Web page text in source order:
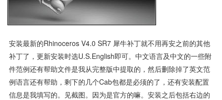
安装最新的Rhinoceros V4.0 SR7 犀牛补丁就不用再安之前的其他
补丁了，更新安装时选U.S.English即可。中文语言及中文的一些附
件范例还有帮助文件是我从完整版中提取的，然后删除掉了英文范
例语言还有帮助，剩下的几个cab包都是必须的了，还有安装配置
信息是我填写的。见截图。因为是官方的嘛。安装之后包括右边的